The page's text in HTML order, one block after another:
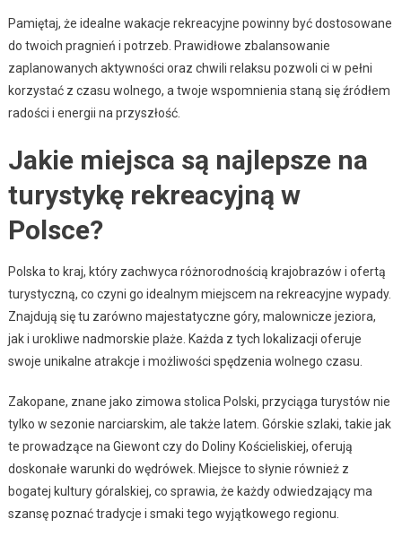
Pamiętaj, że idealne wakacje rekreacyjne powinny być dostosowane
do twoich pragnień i potrzeb. Prawidłowe zbalansowanie
zaplanowanych aktywności oraz chwili relaksu pozwoli ci w pełni
korzystać z czasu wolnego, a twoje wspomnienia staną się źródłem
radości i energii na przyszłość.
Jakie miejsca są najlepsze na
turystykę rekreacyjną w
Polsce?
Polska to kraj, który zachwyca różnorodnością krajobrazów i ofertą
turystyczną, co czyni go idealnym miejscem na rekreacyjne wypady.
Znajdują się tu zarówno majestatyczne góry, malownicze jeziora,
jak i urokliwe nadmorskie plaże. Każda z tych lokalizacji oferuje
swoje unikalne atrakcje i możliwości spędzenia wolnego czasu.
Zakopane, znane jako zimowa stolica Polski, przyciąga turystów nie
tylko w sezonie narciarskim, ale także latem. Górskie szlaki, takie jak
te prowadzące na Giewont czy do Doliny Kościeliskiej, oferują
doskonałe warunki do wędrówek. Miejsce to słynie również z
bogatej kultury góralskiej, co sprawia, że każdy odwiedzający ma
szansę poznać tradycje i smaki tego wyjątkowego regionu.